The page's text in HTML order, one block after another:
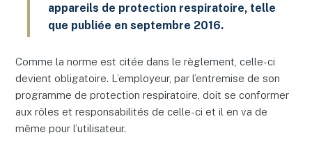
appareils de protection respiratoire, telle
que publiée en septembre 2016.
Comme la norme est citée dans le règlement, celle-ci
devient obligatoire. L’employeur, par l’entremise de son
programme de protection respiratoire, doit se conformer
aux rôles et responsabilités de celle-ci et il en va de
même pour l’utilisateur.